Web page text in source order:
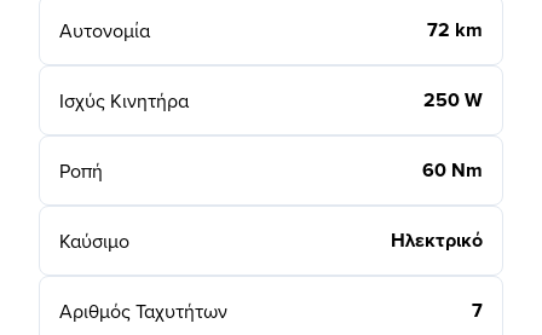
Αυτονομία 72 km
Ισχύς Κινητήρα 250 W
Ροπή 60 Nm
Καύσιμο Ηλεκτρικό
Αριθμός Ταχυτήτων 7